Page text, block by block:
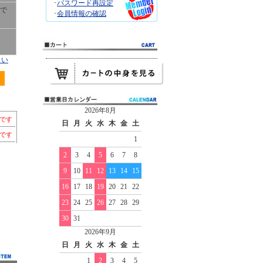
す
す
･パスワード再設定
･会員情報の確認
2026年8月
日
月 火 水 木 金
土
1
2
3 4 5 6 7
8
9
10 11 12 13 14
15
16
17 18 19 20 21
22
23
24 25 26 27 28
29
30
31
2026年9月
日
月 火 水 木 金
土
1
2 3 4 5